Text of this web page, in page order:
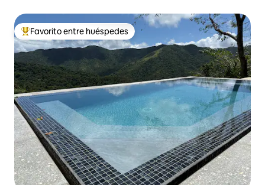
Favorito entre huéspedes preferido
Favorito entre huéspedes